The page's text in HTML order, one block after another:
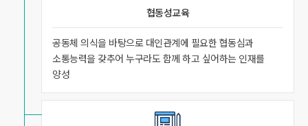
협동성교육
공동체 의식을 바탕으로 대인관계에 필요한 협동심과
소통능력을 갖추어 누구라도 함께 하고 싶어하는 인재를
양성